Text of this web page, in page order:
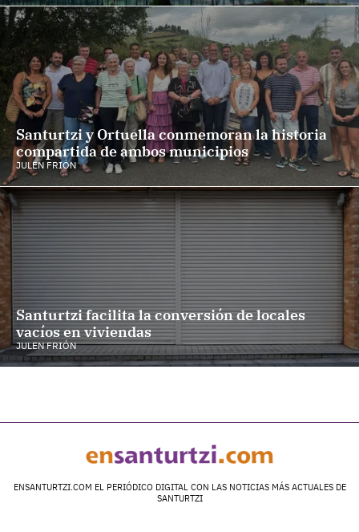
Santurtzi y Ortuella conmemoran la historia
compartida de ambos municipios
JULEN FRIÓN
Santurtzi facilita la conversión de locales
vacíos en viviendas
JULEN FRIÓN
ENSANTURTZI.COM EL PERIÓDICO DIGITAL CON LAS NOTICIAS MÁS ACTUALES DE
SANTURTZI